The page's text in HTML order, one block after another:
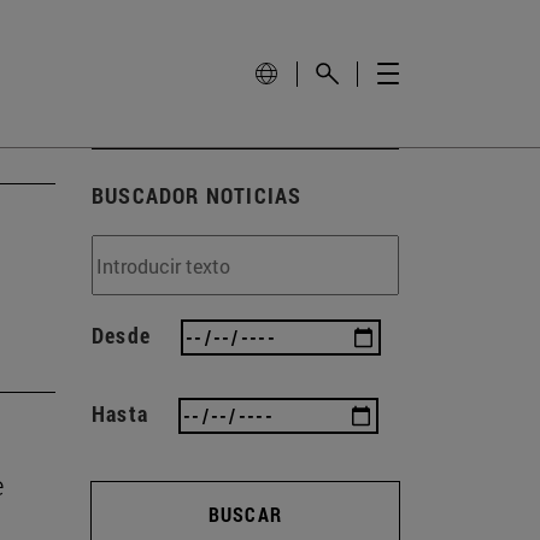
BUSCADOR NOTICIAS
Desde
Hasta
BUSCAR